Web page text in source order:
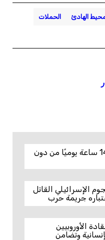
الهادئ الحملات
“لمدة خمسة أشهر، عملتُ 14 ساعة يوميًا من دون
الإسرائيلي القاتل
جريمة حرب
الأوروبيين
وتضامن